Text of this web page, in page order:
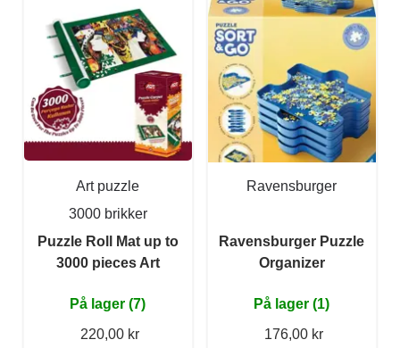
Art puzzle
3000 brikker
Puzzle Roll Mat up to
3000 pieces Art
På lager (7)
220,00 kr
Ravensburger
Ravensburger Puzzle
Organizer
På lager (1)
176,00 kr